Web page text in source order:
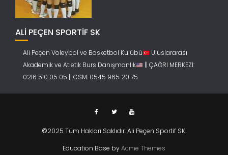
ALİ PEÇEN SPORTİF SK
Ali Peçen Voleybol ve Basketbol Kulübü
Uluslararası
Akademik ve Atletik Burs Danışmanlık
|| ÇAĞRI MERKEZİ:
0216 510 05 05 || GSM: 0545 965 20 75
©2025 Tüm Hakları Saklıdır. Ali Peçen Sportif SK.
Education Base byAcme Themes